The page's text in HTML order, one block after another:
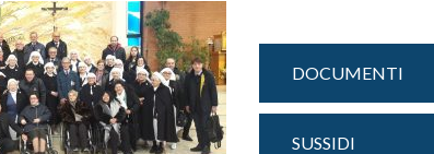
DOCUMENTI
SUSSIDI